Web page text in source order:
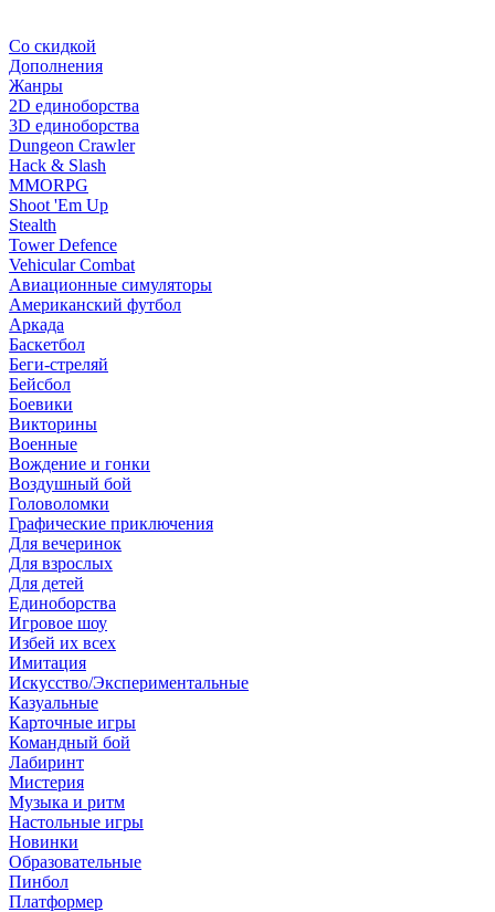
Со скидкой
Дополнения
Жанры
2D единоборства
3D единоборства
Dungeon Crawler
Hack & Slash
MMORPG
Shoot 'Em Up
Stealth
Tower Defence
Vehicular Combat
Авиационные симуляторы
Американский футбол
Аркада
Баскетбол
Беги-стреляй
Бейсбол
Боевики
Викторины
Военные
Вождение и гонки
Воздушный бой
Головоломки
Графические приключения
Для вечеринок
Для взрослых
Для детей
Единоборства
Игровое шоу
Избей их всех
Имитация
Искусство/Экспериментальные
Казуальные
Карточные игры
Командный бой
Лабиринт
Мистерия
Музыка и ритм
Настольные игры
Новинки
Образовательные
Пинбол
Платформер